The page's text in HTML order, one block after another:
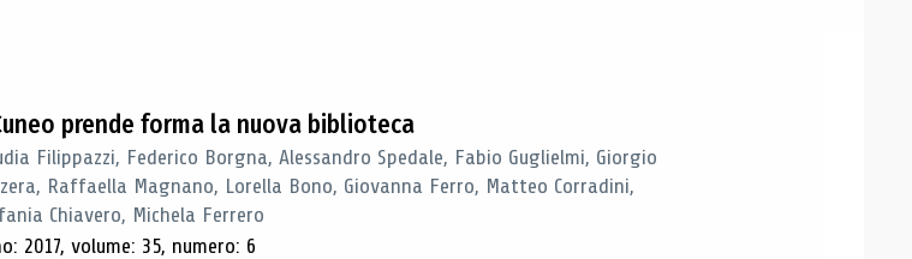
prende forma la nuova biblioteca
Filippazzi, Federico Borgna, Alessandro Spedale, Fabio Guglielmi, Giorgio
Raffaella Magnano, Lorella Bono, Giovanna Ferro, Matteo Corradini,
Chiavero, Michela Ferrero
2017, volume: 35, numero: 6